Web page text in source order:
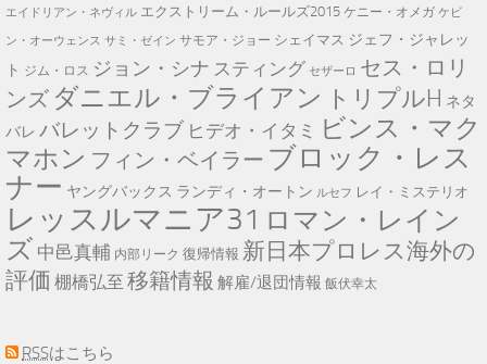
エイドリアン・ネヴィル エクストリーム・ルールズ2015 ケニー・オメガ ケビ
ン・オーウェンス サミ・ゼイン サモア・ジョー シェイマス ジェフ・ジャレッ
ト ジム・ロス ジョン・シナ スティング セザーロ セス・ロリ
ンズ ダニエル・ブライアン トリプルH ネタ
バレ バレットクラブ ヒデオ・イタミ ビンス・マク
マホン フィン・ベイラー ブロック・レス
ナー ヤングバックス ランディ・オートン ルセフ レイ・ミステリオ
レッスルマニア31 ロマン・レイン
ズ 中邑真輔 内部リーク 復帰情報 新日本プロレス海外の
評価 棚橋弘至 移籍情報 解雇/退団情報 飯伏幸太
RSSはこちら